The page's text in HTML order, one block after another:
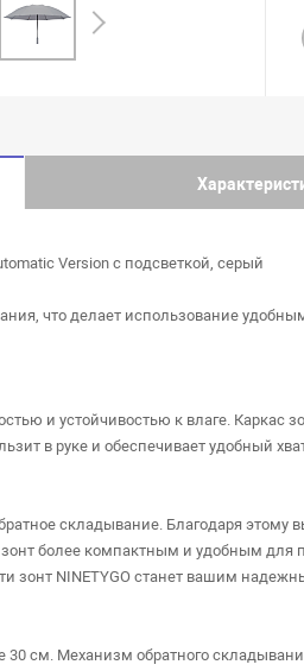
Version с подсветкой, серый
что делает использование
и устойчивостью к влаге. Каркас
в руке и обеспечивает удобный
складывание. Благодаря
более компактным и удобным для
зонт NINETYGО станет вашим
см. Механизм обратного